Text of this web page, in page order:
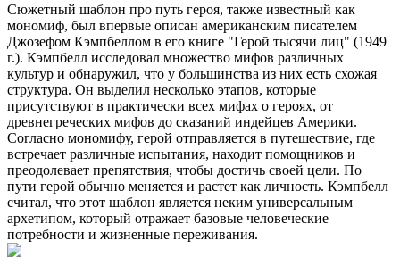
Сюжетный шаблон про путь героя, также известный как
мономиф, был впервые описан американским писателем
Джозефом Кэмпбеллом в его книге "Герой тысячи лиц" (1949
г.). Кэмпбелл исследовал множество мифов различных
культур и обнаружил, что у большинства из них есть схожая
структура. Он выделил несколько этапов, которые
присутствуют в практически всех мифах о героях, от
древнегреческих мифов до сказаний индейцев Америки.
Согласно мономифу, герой отправляется в путешествие, где
встречает различные испытания, находит помощников и
преодолевает препятствия, чтобы достичь своей цели. По
пути герой обычно меняется и растет как личность. Кэмпбелл
считал, что этот шаблон является неким универсальным
архетипом, который отражает базовые человеческие
потребности и жизненные переживания.